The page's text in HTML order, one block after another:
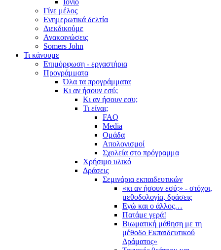
Ιόνιο
Γίνε μέλος
Ενημερωτικά δελτία
Διεκδικούμε
Ανακοινώσεις
Somers John
Τι κάνουμε
Επιμόρφωση - εργαστήρια
Προγράμματα
Όλα τα προγράμματα
Κι αν ήσουν εσύ;
Κι αν ήσουν εσυ;
Τι είναι;
FAQ
Media
Ομάδα
Απολογισμοί
Σχολεία στο πρόγραμμα
Χρήσιμο υλικό
Δράσεις
Σεμινάρια εκπαιδευτικών
«κι αν ήσουν εσύ;» - στόχοι,
μεθοδολογία, δράσεις
Εγώ και ο άλλος…
Πατάμε γερά!
Βιωματική μάθηση με τη
μέθοδο Εκπαιδευτικού
Δράματος»